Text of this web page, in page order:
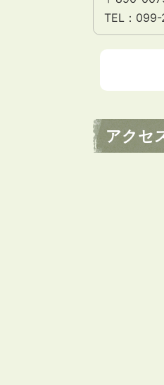
TEL：
アクセ